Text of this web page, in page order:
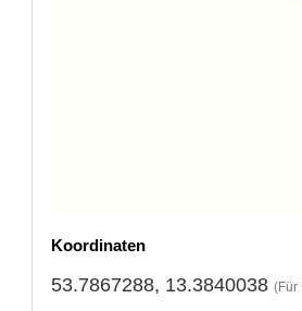
Koordinaten
53.7867288, 13.3840038 (Für